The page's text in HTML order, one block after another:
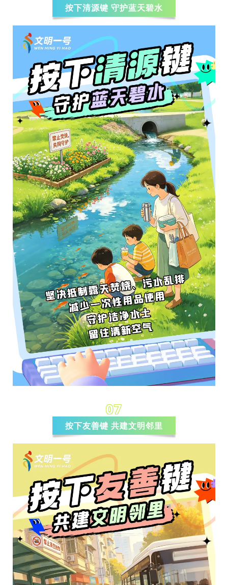
按下清源键 守护蓝天碧水
07
按下友善键 共建文明邻里